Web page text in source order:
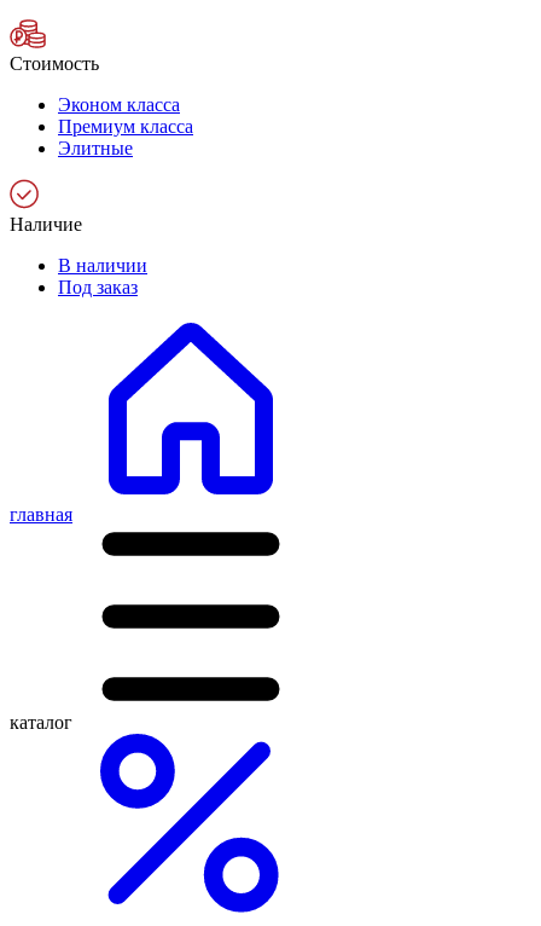
Стоимость
Эконом класса
Премиум класса
Элитные
Наличие
В наличии
Под заказ
главная
каталог